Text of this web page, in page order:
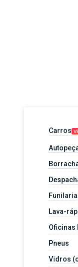
Carros
Funilaria
Lava-
Oficinas
Pneus
Vidros